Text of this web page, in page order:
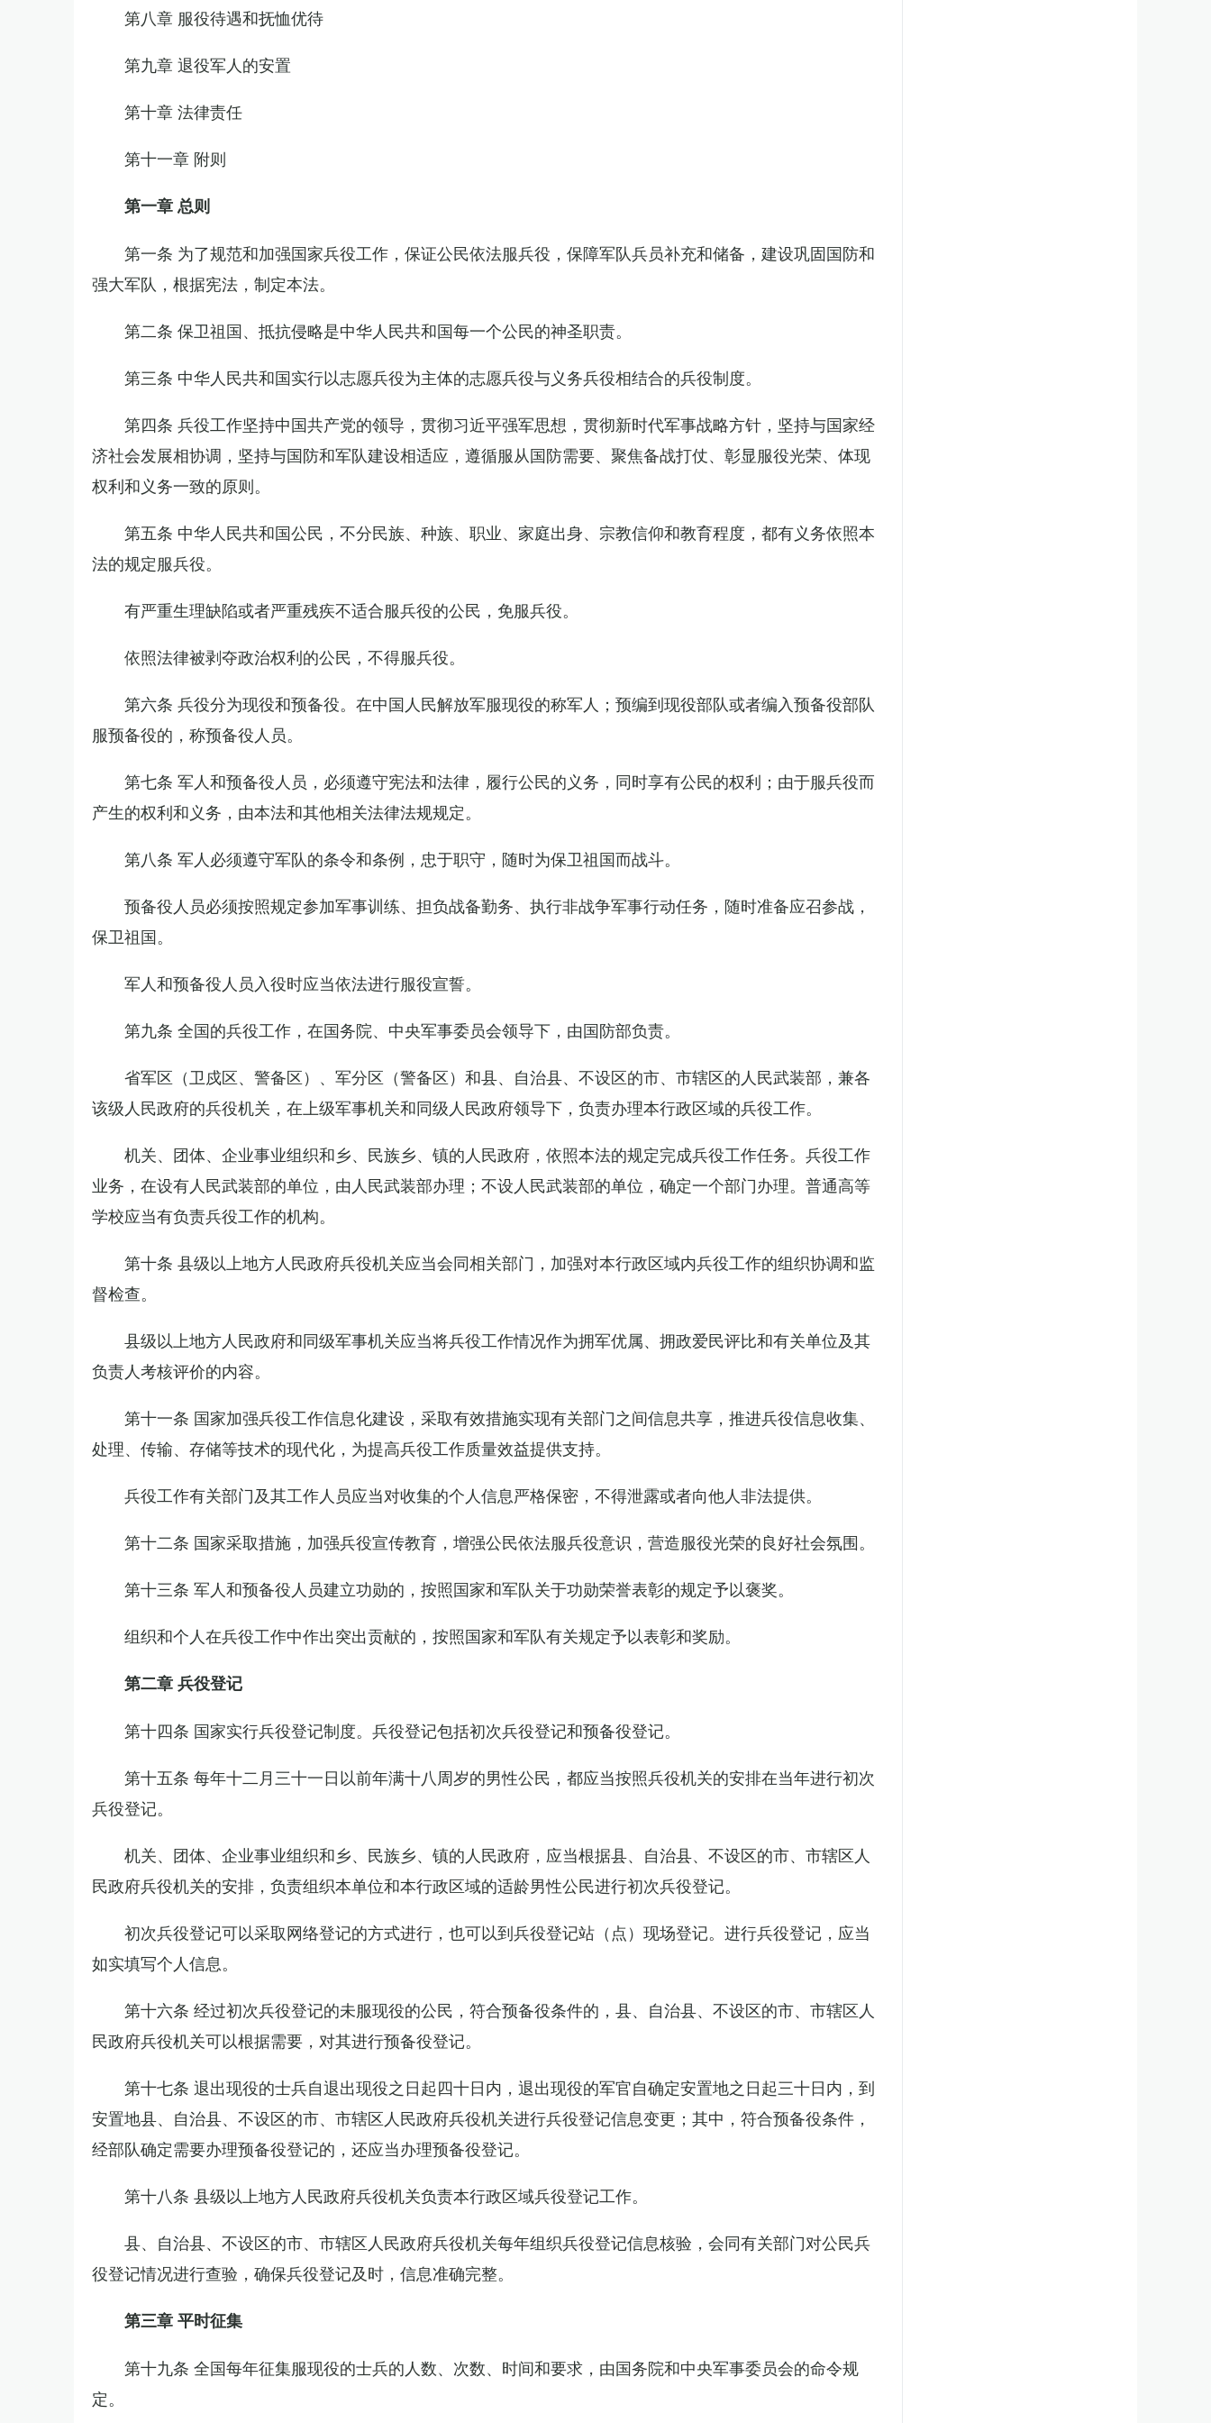
第八章 服役待遇和抚恤优待
第九章 退役军人的安置
第十章 法律责任
第十一章 附则
第一章 总则
第一条 为了规范和加强国家兵役工作，保证公民依法服兵役，保障军队兵员补充和储备，建设巩固国防和
强大军队，根据宪法，制定本法。
第二条 保卫祖国、抵抗侵略是中华人民共和国每一个公民的神圣职责。
第三条 中华人民共和国实行以志愿兵役为主体的志愿兵役与义务兵役相结合的兵役制度。
第四条 兵役工作坚持中国共产党的领导，贯彻习近平强军思想，贯彻新时代军事战略方针，坚持与国家经
济社会发展相协调，坚持与国防和军队建设相适应，遵循服从国防需要、聚焦备战打仗、彰显服役光荣、体现
权利和义务一致的原则。
第五条 中华人民共和国公民，不分民族、种族、职业、家庭出身、宗教信仰和教育程度，都有义务依照本
法的规定服兵役。
有严重生理缺陷或者严重残疾不适合服兵役的公民，免服兵役。
依照法律被剥夺政治权利的公民，不得服兵役。
第六条 兵役分为现役和预备役。在中国人民解放军服现役的称军人；预编到现役部队或者编入预备役部队
服预备役的，称预备役人员。
第七条 军人和预备役人员，必须遵守宪法和法律，履行公民的义务，同时享有公民的权利；由于服兵役而
产生的权利和义务，由本法和其他相关法律法规规定。
第八条 军人必须遵守军队的条令和条例，忠于职守，随时为保卫祖国而战斗。
预备役人员必须按照规定参加军事训练、担负战备勤务、执行非战争军事行动任务，随时准备应召参战，
保卫祖国。
军人和预备役人员入役时应当依法进行服役宣誓。
第九条 全国的兵役工作，在国务院、中央军事委员会领导下，由国防部负责。
省军区（卫戍区、警备区）、军分区（警备区）和县、自治县、不设区的市、市辖区的人民武装部，兼各
该级人民政府的兵役机关，在上级军事机关和同级人民政府领导下，负责办理本行政区域的兵役工作。
机关、团体、企业事业组织和乡、民族乡、镇的人民政府，依照本法的规定完成兵役工作任务。兵役工作
业务，在设有人民武装部的单位，由人民武装部办理；不设人民武装部的单位，确定一个部门办理。普通高等
学校应当有负责兵役工作的机构。
第十条 县级以上地方人民政府兵役机关应当会同相关部门，加强对本行政区域内兵役工作的组织协调和监
督检查。
县级以上地方人民政府和同级军事机关应当将兵役工作情况作为拥军优属、拥政爱民评比和有关单位及其
负责人考核评价的内容。
第十一条 国家加强兵役工作信息化建设，采取有效措施实现有关部门之间信息共享，推进兵役信息收集、
处理、传输、存储等技术的现代化，为提高兵役工作质量效益提供支持。
兵役工作有关部门及其工作人员应当对收集的个人信息严格保密，不得泄露或者向他人非法提供。
第十二条 国家采取措施，加强兵役宣传教育，增强公民依法服兵役意识，营造服役光荣的良好社会氛围。
第十三条 军人和预备役人员建立功勋的，按照国家和军队关于功勋荣誉表彰的规定予以褒奖。
组织和个人在兵役工作中作出突出贡献的，按照国家和军队有关规定予以表彰和奖励。
第二章 兵役登记
第十四条 国家实行兵役登记制度。兵役登记包括初次兵役登记和预备役登记。
第十五条 每年十二月三十一日以前年满十八周岁的男性公民，都应当按照兵役机关的安排在当年进行初次
兵役登记。
机关、团体、企业事业组织和乡、民族乡、镇的人民政府，应当根据县、自治县、不设区的市、市辖区人
民政府兵役机关的安排，负责组织本单位和本行政区域的适龄男性公民进行初次兵役登记。
初次兵役登记可以采取网络登记的方式进行，也可以到兵役登记站（点）现场登记。进行兵役登记，应当
如实填写个人信息。
第十六条 经过初次兵役登记的未服现役的公民，符合预备役条件的，县、自治县、不设区的市、市辖区人
民政府兵役机关可以根据需要，对其进行预备役登记。
第十七条 退出现役的士兵自退出现役之日起四十日内，退出现役的军官自确定安置地之日起三十日内，到
安置地县、自治县、不设区的市、市辖区人民政府兵役机关进行兵役登记信息变更；其中，符合预备役条件，
经部队确定需要办理预备役登记的，还应当办理预备役登记。
第十八条 县级以上地方人民政府兵役机关负责本行政区域兵役登记工作。
县、自治县、不设区的市、市辖区人民政府兵役机关每年组织兵役登记信息核验，会同有关部门对公民兵
役登记情况进行查验，确保兵役登记及时，信息准确完整。
第三章 平时征集
第十九条 全国每年征集服现役的士兵的人数、次数、时间和要求，由国务院和中央军事委员会的命令规
定。